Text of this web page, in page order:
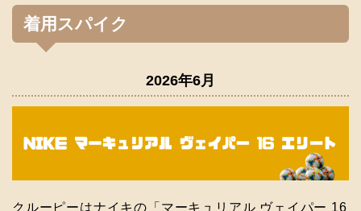
着用スパイク
2026年6月
クルーピーはナイキの「マーキュリアル ヴェイパー 16